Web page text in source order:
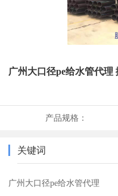
广州大口径pe给水管代理
产品规格：
关键词
广州大口径pe给水管代理